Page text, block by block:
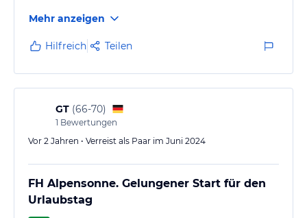
Mehr anzeigen
Hilfreich Teilen
GT (66-70)
1 Bewertungen
Vor 2 Jahren • Verreist als Paar im Juni 2024
FH Alpensonne. Gelungener Start für den
Urlaubstag